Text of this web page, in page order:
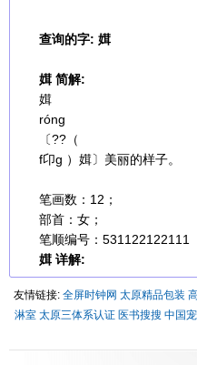
查询的字: 媶
媶 简解:
媶
róng
〔??（
f卬g ）媶〕美丽的样子。
笔画数：12；
部首：女；
笔顺编号：531122122111
媶 详解:
友情链接: 全屏时钟网 太原精品包装
淋室 太原三体系认证 医书搜搜 中国